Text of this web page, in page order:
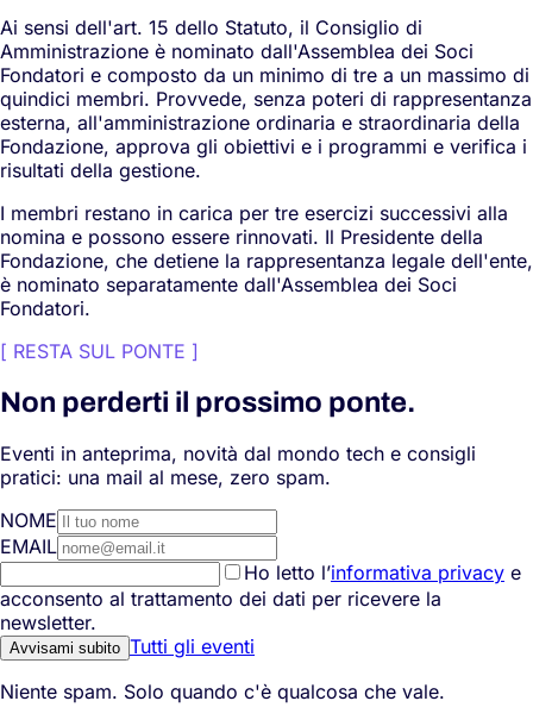
Ai sensi dell'art. 15 dello Statuto, il Consiglio di
Amministrazione è nominato dall'Assemblea dei Soci
Fondatori e composto da un minimo di tre a un massimo di
quindici membri. Provvede, senza poteri di rappresentanza
esterna, all'amministrazione ordinaria e straordinaria della
Fondazione, approva gli obiettivi e i programmi e verifica i
risultati della gestione.
I membri restano in carica per tre esercizi successivi alla
nomina e possono essere rinnovati. Il Presidente della
Fondazione, che detiene la rappresentanza legale dell'ente,
è nominato separatamente dall'Assemblea dei Soci
Fondatori.
[ RESTA SUL PONTE ]
Non perderti il prossimo ponte.
Eventi in anteprima, novità dal mondo tech e consigli
pratici: una mail al mese, zero spam.
NOME
EMAIL
Ho letto l’informativa privacy e
acconsento al trattamento dei dati per ricevere la
newsletter.
Avvisami subito Tutti gli eventi
Niente spam. Solo quando c'è qualcosa che vale.